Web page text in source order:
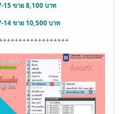
15 ขาย 8,100 บาท
14 ขาย 10,500 บาท